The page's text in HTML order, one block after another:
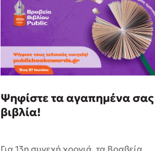
Ψηφίστε τα αγαπημένα σας
βιβλία!